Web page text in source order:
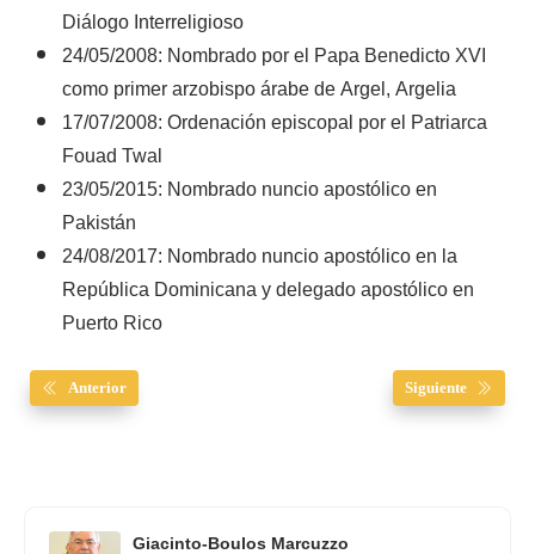
Diálogo Interreligioso
24/05/2008: Nombrado por el Papa Benedicto XVI
como primer arzobispo árabe de Argel, Argelia
17/07/2008: Ordenación episcopal por el Patriarca
Fouad Twal
23/05/2015: Nombrado nuncio apostólico en
Pakistán
24/08/2017: Nombrado nuncio apostólico en la
República Dominicana y delegado apostólico en
Puerto Rico
Anterior Siguiente
Giacinto-Boulos Marcuzzo